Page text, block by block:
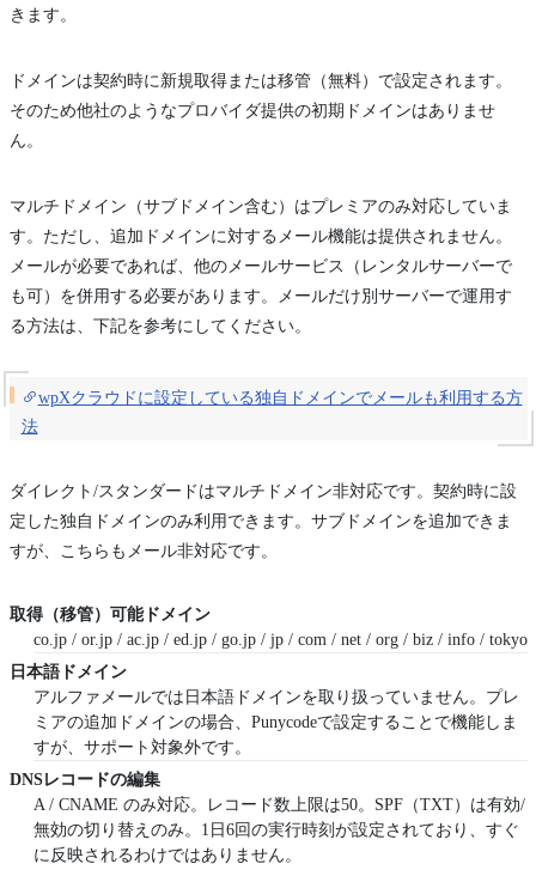
きます。
ドメインは契約時に新規取得または移管（無料）で設定されます。
そのため他社のようなプロバイダ提供の初期ドメインはありませ
ん。
マルチドメイン（サブドメイン含む）はプレミアのみ対応していま
す。ただし、追加ドメインに対するメール機能は提供されません。
メールが必要であれば、他のメールサービス（レンタルサーバーで
も可）を併用する必要があります。メールだけ別サーバーで運用す
る方法は、下記を参考にしてください。
wpXクラウドに設定している独自ドメインでメールも利用する方
法
ダイレクト/スタンダードはマルチドメイン非対応です。契約時に設
定した独自ドメインのみ利用できます。サブドメインを追加できま
すが、こちらもメール非対応です。
取得（移管）可能ドメイン
co.jp / or.jp / ac.jp / ed.jp / go.jp / jp / com / net / org / biz / info / tokyo
日本語ドメイン
アルファメールでは日本語ドメインを取り扱っていません。プレ
ミアの追加ドメインの場合、Punycodeで設定することで機能しま
すが、サポート対象外です。
DNSレコードの編集
A / CNAME のみ対応。レコード数上限は50。SPF（TXT）は有効/
無効の切り替えのみ。1日6回の実行時刻が設定されており、すぐ
に反映されるわけではありません。